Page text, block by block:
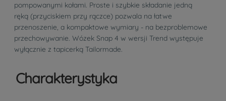
pompowanymi kołami. Proste i szybkie składanie jedną
ręką (przyciskiem przy rączce) pozwala na łatwe
przenoszenie, a kompaktowe wymiary - na bezproblemowe
przechowywanie. Wózek Snap 4 w wersji Trend występuje
wyłącznie z tapicerką Tailormade.
Charakterystyka